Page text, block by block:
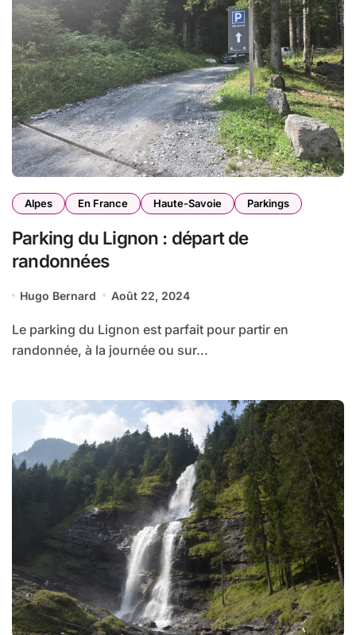
Alpes En France Haute-Savoie Parkings
Parking du Lignon : départ de
randonnées
Hugo Bernard Août 22, 2024
Le parking du Lignon est parfait pour partir en
randonnée, à la journée ou sur...